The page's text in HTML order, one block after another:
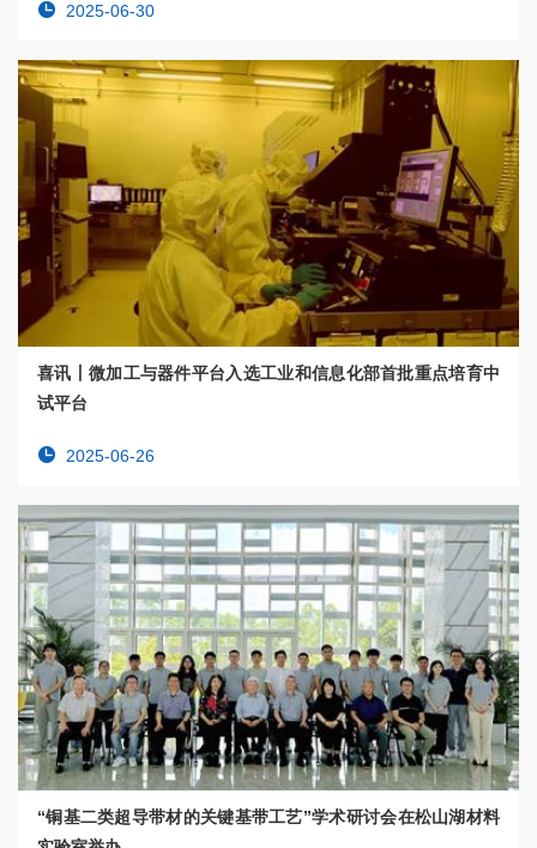
2025-06-30
喜讯丨微加工与器件平台入选工业和信息化部首批重点培育中
试平台
2025-06-26
“铜基二类超导带材的关键基带工艺”学术研讨会在松山湖材料